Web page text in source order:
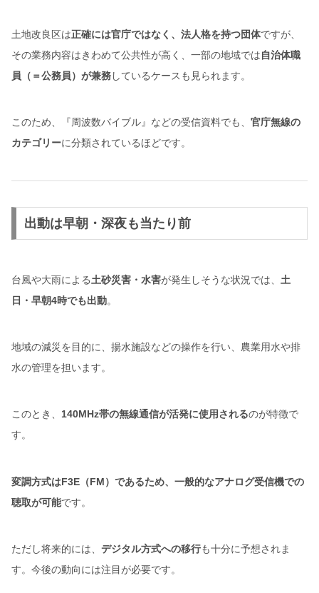
土地改良区は正確には官庁ではなく、法人格を持つ団体ですが、
その業務内容はきわめて公共性が高く、一部の地域では自治体職
員（＝公務員）が兼務しているケースも見られます。
このため、『周波数バイブル』などの受信資料でも、 官庁無線の
カテゴリーに分類されているほどです。
出動は早朝・深夜も当たり前
台風や大雨による土砂災害・水害が発生しそうな状況では、 土
日・早朝4時でも出動。
地域の減災を目的に、揚水施設などの操作を行い、農業用水や排
水の管理を担います。
このとき、 140MHz帯の無線通信が活発に使用されるのが特徴で
す。
変調方式はF3E（FM）であるため、一般的なアナログ受信機での
聴取が可能です。
ただし将来的には、 デジタル方式への移行も十分に予想されま
す。今後の動向には注目が必要です。